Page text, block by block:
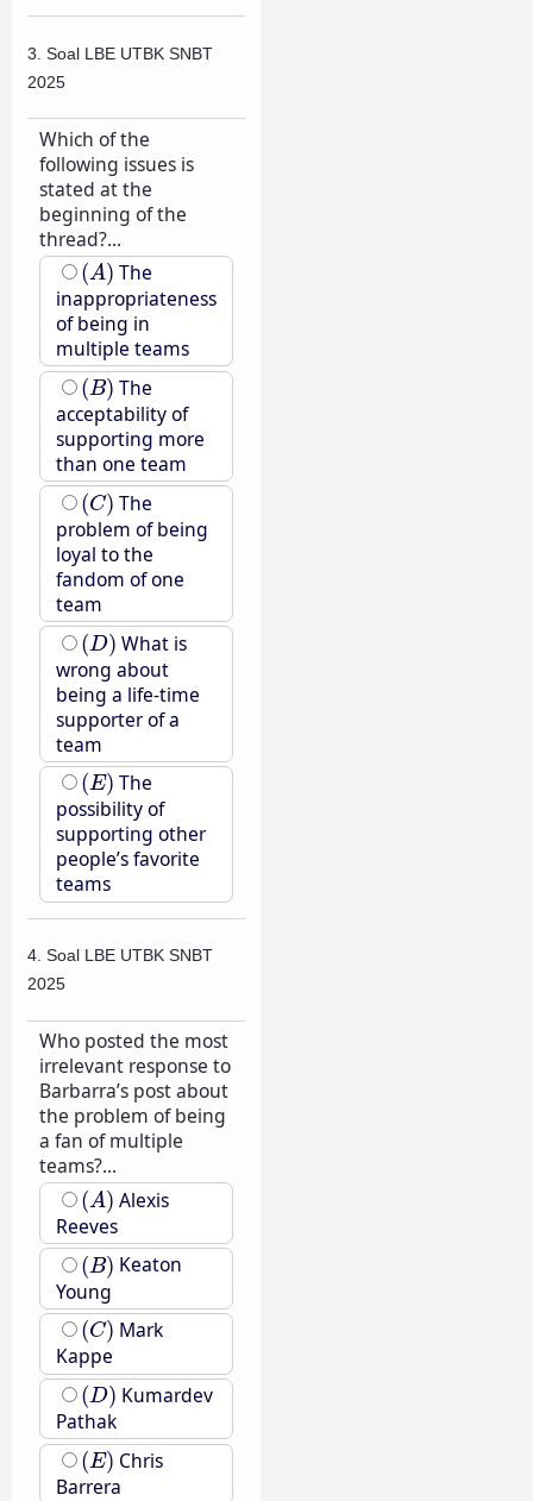
3. Soal LBE UTBK SNBT
2025
Which of the
following issues is
stated at the
beginning of the
thread?...
(A)
(A) The
inappropriateness
of being in
multiple teams
(B)
(B) The
acceptability of
supporting more
than one team
(C)
(C) The
problem of being
loyal to the
fandom of one
team
(D)
(D) What is
wrong about
being a life-time
supporter of a
team
(E)
(E) The
possibility of
supporting other
people’s favorite
teams
4. Soal LBE UTBK SNBT
2025
Who posted the most
irrelevant response to
Barbarra’s post about
the problem of being
a fan of multiple
teams?...
(A)
(A) Alexis
Reeves
(B)
(B) Keaton
Young
(C)
(C) Mark
Kappe
(D)
(D) Kumardev
Pathak
(E)
(E) Chris
Barrera